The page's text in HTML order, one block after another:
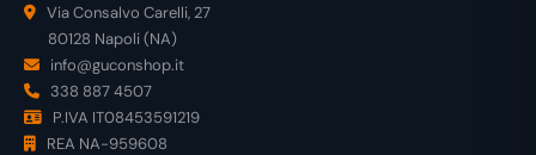
Via Consalvo Carelli, 27
80128 Napoli (NA)
info@guconshop.it
338 887 4507
P.IVA IT08453591219
REA NA-959608